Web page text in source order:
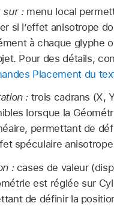
sur :menu local
si l’effet anisotrope
à chaque glyphe
Pour des détails,
Placement du
: trois cadrans (X,
lorsque la
permettant de
spéculaire
:cases de valeur
est réglée sur
de définir la